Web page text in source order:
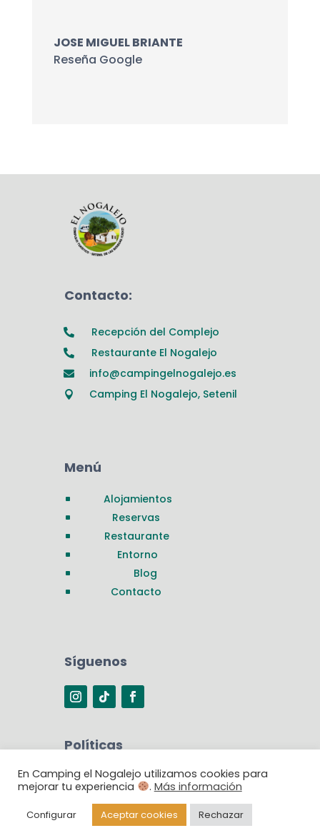
JOSE MIGUEL BRIANTE
Reseña Google
Contacto:
 Recepción del Complejo
 Restaurante El Nogalejo
 info@campingelnogalejo.es
 Camping El Nogalejo, Setenil
Menú
^ Alojamientos
^ Reservas
^ Restaurante
^ Entorno
^ Blog
^ Contacto
Síguenos
Políticas
^ Política de privacidad
^ Aviso legal
^ Política de Cookies
En Camping el Nogalejo utilizamos cookies para
mejorar tu experiencia
. Más información
Configurar Aceptar cookies Rechazar